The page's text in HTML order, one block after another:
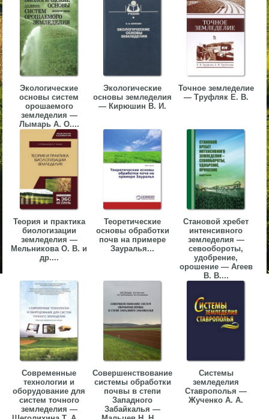
Экологические
основы систем
орошаемого
земледелия —
Лымарь А. О....
Экологические
основы земледелия
— Кирюшин В. И.
Точное земледелие
— Труфляк Е. В.
Теория и практика
биологизации
земледелия —
Мельникова О. В. и
др....
Теоретические
основы обработки
почв на примере
Зауралья...
Становой хребет
интенсивного
земледелия —
севообороты,
удобрение,
орошение — Агеев
В. В....
Современные
технологии и
оборудование для
систем точного
земледелия —
Совершенствование
системы обработки
почвы в степи
Западного
Забайкалья —
Системы
земледелия
Ставрополья —
Жученко А. А.
▼